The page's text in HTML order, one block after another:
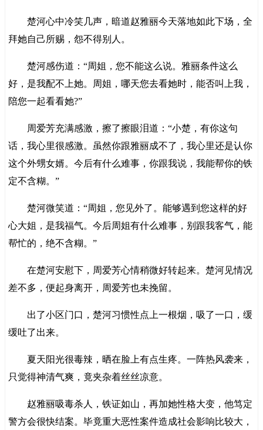
楚河心中冷笑几声，暗道赵雅丽今天落地如此下场，全
拜她自己所赐，怨不得别人。
楚河感伤道：“周姐，您不能这么说。雅丽条件这么
好，是我配不上她。周姐，哪天您去看她时，能否叫上我，
陪您一起看看她?”
周爱芳充满感激，擦了擦眼泪道：“小楚，有你这句
话，我心里很感激。虽然你跟雅丽成不了，我心里还是认你
这个外甥女婿。今后有什么难事，你跟我说，我能帮你的铁
定不含糊。”
楚河微笑道：“周姐，您见外了。能够遇到您这样的好
心大姐，是我福气。今后周姐有什么难事，别跟我客气，能
帮忙的，绝不含糊。”
在楚河安慰下，周爱芳心情稍微好转起来。楚河见情况
差不多，便起身离开，周爱芳也未挽留。
出了小区门口，楚河习惯性点上一根烟，吸了一口，缓
缓吐了出来。
夏天阳光很毒辣，晒在脸上有点生疼。一阵热风袭来，
只觉得神清气爽，竟夹杂着丝丝凉意。
赵雅丽吸毒杀人，铁证如山，再加她性格大变，他笃定
警方会很快结案。毕竟重大恶性案件造成社会影响比较大，